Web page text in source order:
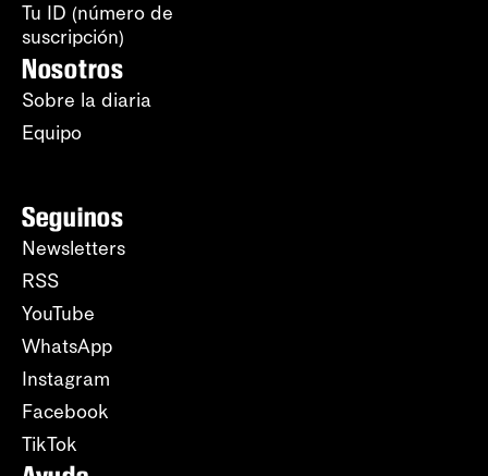
Tu ID (número de
suscripción)
Nosotros
Sobre la diaria
Equipo
Seguinos
Newsletters
RSS
YouTube
WhatsApp
Instagram
Facebook
TikTok